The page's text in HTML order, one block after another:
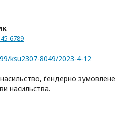
6789
ksu2307-8049/2023-4-12
ґендерно зумовлене
насильства.